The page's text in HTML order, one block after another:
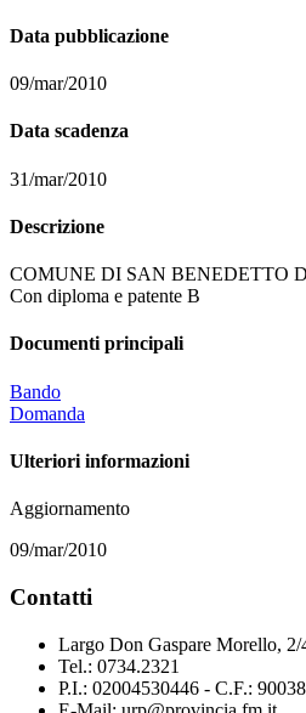
Data pubblicazione
09/mar/2010
Data scadenza
31/mar/2010
Descrizione
COMUNE DI SAN BENEDETTO
Con diploma e patente B
Documenti principali
Bando
Domanda
Ulteriori informazioni
Aggiornamento
09/mar/2010
Contatti
Largo Don Gaspare Morello, 2/
Tel.: 0734.2321
P.I.: 02004530446 - C.F.: